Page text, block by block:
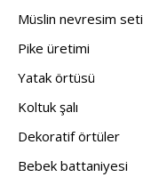
Müslin nevresim seti
Pike üretimi
Yatak örtüsü
Koltuk şalı
Dekoratif örtüler
Bebek battaniyesi